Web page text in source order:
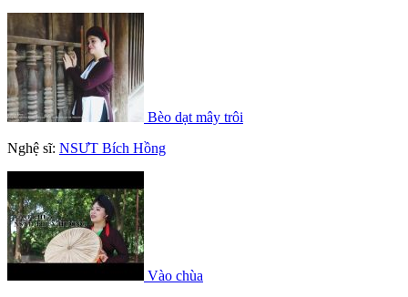
Bèo dạt mây trôi
Nghệ sĩ: NSƯT Bích Hồng
Vào chùa